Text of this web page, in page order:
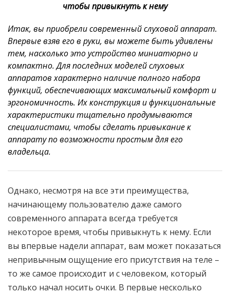
чтобы привыкнуть к нему
Итак, вы приобрели современный слуховой аппарат.
Впервые взяв его в руки, вы можете быть удивлены
тем, насколько это устройство миниатюрно и
компактно. Для последних моделей слуховых
аппаратов характерно наличие полного набора
функций, обеспечивающих максимальный комфорт и
эргономичность. Их конструкция и функциональные
характеристики тщательно продумываются
специалистами, чтобы сделать привыкание к
аппарату по возможности простым для его
владельца.
Однако, несмотря на все эти преимущества,
начинающему пользователю даже самого
современного аппарата всегда требуется
некоторое время, чтобы привыкнуть к нему. Если
вы впервые надели аппарат, вам может показаться
непривычным ощущение его присутствия на теле –
то же самое происходит и с человеком, который
только начал носить очки. В первые несколько